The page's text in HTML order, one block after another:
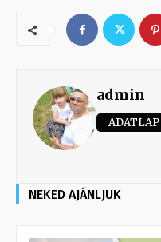
admin
ADATLAP
NEKED AJÁNLJUK